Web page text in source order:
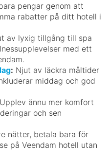
pengar genom att
rabatter på ditt hotell i
av lyxig tillgång till spa
med ett
: Njut av läckra måltider
middag och god
Upplev ännu mer komfort
och sen
nätter, betala bara för
på Veendam hotell utan